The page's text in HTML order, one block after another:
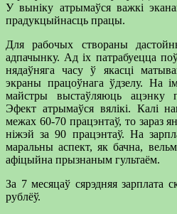
У выніку атрымаўся важкі
прадукцыйнасць працы.
Для рабочых створаны
адпачынку. Ад іх патрабуецца
нядаўняга часу ў якасці
экраны працоўнага ўдзелу. На
майстры выстаўляюць ацэнку
Эфект атрымаўся вялікі. Калі
межах 60-70 працэнтаў, то зараз
ніжэй за 90 працэнтаў. На
маральны аспект, як бачна,
афіцыйна прызнаным гультаём.
За 7 месяцаў сярэдняя зарплата
рублёў.